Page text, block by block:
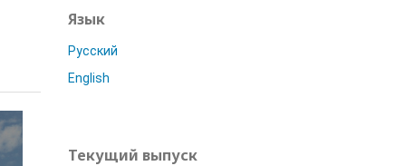
Язык
Русский
English
Текущий выпуск